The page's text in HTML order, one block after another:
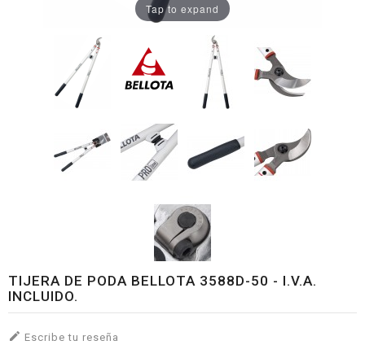
Tap to expand
TIJERA DE PODA BELLOTA 3588D-50 - I.V.A.
INCLUIDO.
 Escribe tu reseña